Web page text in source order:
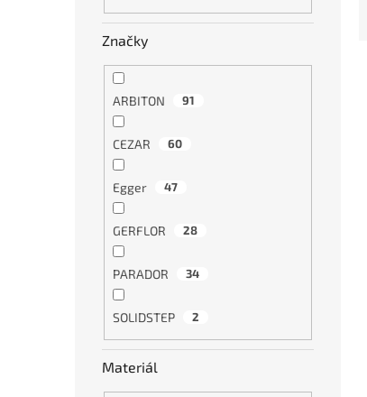
Značky
ARBITON 91
CEZAR 60
Egger 47
GERFLOR 28
PARADOR 34
SOLIDSTEP 2
Materiál